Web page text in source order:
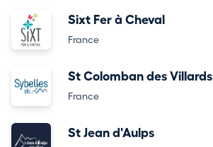
Sixt Fer à Cheval
France
St Colomban des Villards
France
St Jean d'Aulps